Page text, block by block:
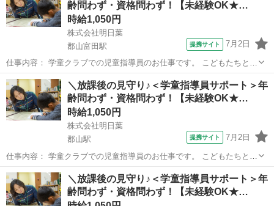
齢問わず・資格問わず！【未経験OK★…
時給1,050円
株式会社明日葉
郡山富田駅
提携サイト 7月2日
仕事内容： 学童クラブでの児童指導員のお仕事です。 こどもたちと活
動を考え、主体的な成長を 見守り・支援します。 ●安心安全な居場所
の提供 ●スポーツ・遊びの提供 ●宿題、自主学習の場の提供 ●保護
者対応 ●教室の清掃・消...
福島 郡山市 郡山富田駅 保育士
＼放課後の見守り♪＜学童指導員サポート＞年
齢問わず・資格問わず！【未経験OK★…
時給1,050円
株式会社明日葉
郡山駅
提携サイト 7月2日
仕事内容： 学童クラブでの児童指導員のお仕事です。 こどもたちと活
動を考え、主体的な成長を 見守り・支援します。 ●安心安全な居場所
の提供 ●スポーツ・遊びの提供 ●宿題、自主学習の場の提供 ●保護
者対応 ●教室の清掃・消...
福島 郡山市 郡山駅 保育士
＼放課後の見守り♪＜学童指導員サポート＞年
齢問わず・資格問わず！【未経験OK★…